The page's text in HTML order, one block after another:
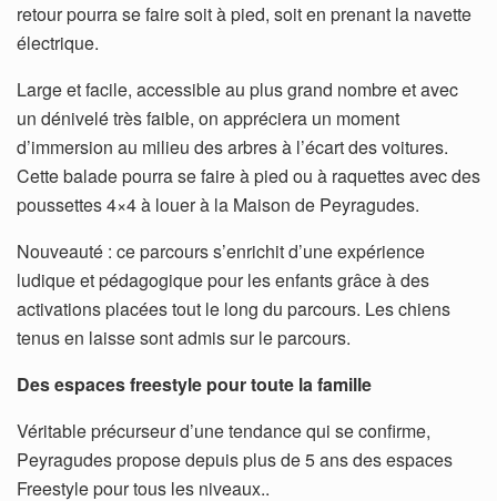
retour pourra se faire soit à pied, soit en prenant la navette
électrique.
Large et facile, accessible au plus grand nombre et avec
un dénivelé très faible, on appréciera un moment
d’immersion au milieu des arbres à l’écart des voitures.
Cette balade pourra se faire à pied ou à raquettes avec des
poussettes 4×4 à louer à la Maison de Peyragudes.
Nouveauté : ce parcours s’enrichit d’une expérience
ludique et pédagogique pour les enfants grâce à des
activations placées tout le long du parcours. Les chiens
tenus en laisse sont admis sur le parcours.
Des espaces freestyle pour toute la famille
Véritable précurseur d’une tendance qui se confirme,
Peyragudes propose depuis plus de 5 ans des espaces
Freestyle pour tous les niveaux..